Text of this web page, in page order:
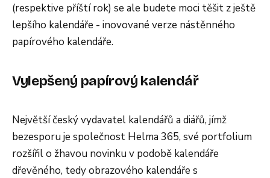
(respektive příští rok) se ale budete moci těšit z ještě
lepšího kalendáře - inovované verze nástěnného
papírového kalendáře.
Vylepšený papírový kalendář
Největší český vydavatel kalendářů a diářů, jímž
bezesporu je společnost Helma 365, své portfolium
rozšířil o žhavou novinku v podobě kalendáře
dřevěného, tedy obrazového kalendáře s